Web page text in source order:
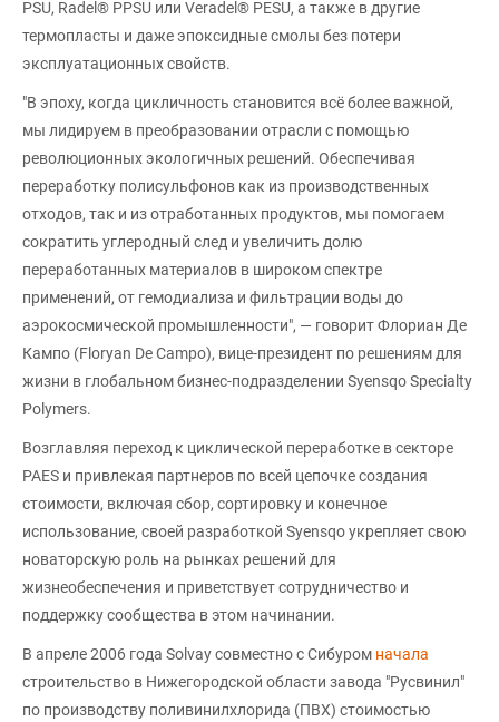
PSU, Radel® PPSU или Veradel® PESU, а также в другие
термопласты и даже эпоксидные смолы без потери
эксплуатационных свойств.
"В эпоху, когда цикличность становится всё более важной,
мы лидируем в преобразовании отрасли с помощью
революционных экологичных решений. Обеспечивая
переработку полисульфонов как из производственных
отходов, так и из отработанных продуктов, мы помогаем
сократить углеродный след и увеличить долю
переработанных материалов в широком спектре
применений, от гемодиализа и фильтрации воды до
аэрокосмической промышленности", — говорит Флориан Де
Кампо (Floryan De Campo), вице-президент по решениям для
жизни в глобальном бизнес-подразделении Syensqo Specialty
Polymers.
Возглавляя переход к циклической переработке в секторе
PAES и привлекая партнеров по всей цепочке создания
стоимости, включая сбор, сортировку и конечное
использование, своей разработкой Syensqo укрепляет свою
новаторскую роль на рынках решений для
жизнеобеспечения и приветствует сотрудничество и
поддержку сообщества в этом начинании.
В апреле 2006 года Solvay совместно с Сибуром начала
строительство в Нижегородской области завода "Русвинил"
по производству поливинилхлорида (ПВХ) стоимостью